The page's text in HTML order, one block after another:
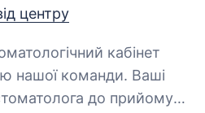
центру
нашої команди. Ваші